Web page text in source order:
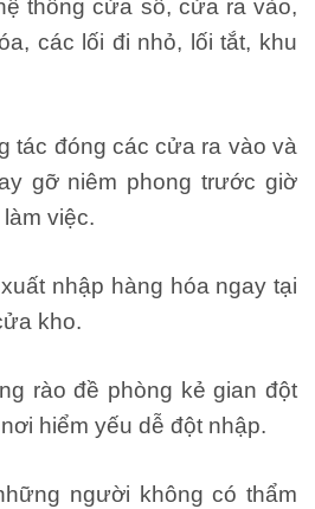
thống cửa sổ, cửa ra vào,
các lối đi nhỏ, lối tắt, khu
đóng các cửa ra vào và
gỡ niêm phong trước giờ
việc.
nhập hàng hóa ngay tại
kho.
rào đề phòng kẻ gian đột
hiểm yếu dễ đột nhập.
người không có thẩm